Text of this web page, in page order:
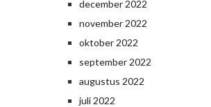
december 2022
november 2022
oktober 2022
september 2022
augustus 2022
juli 2022